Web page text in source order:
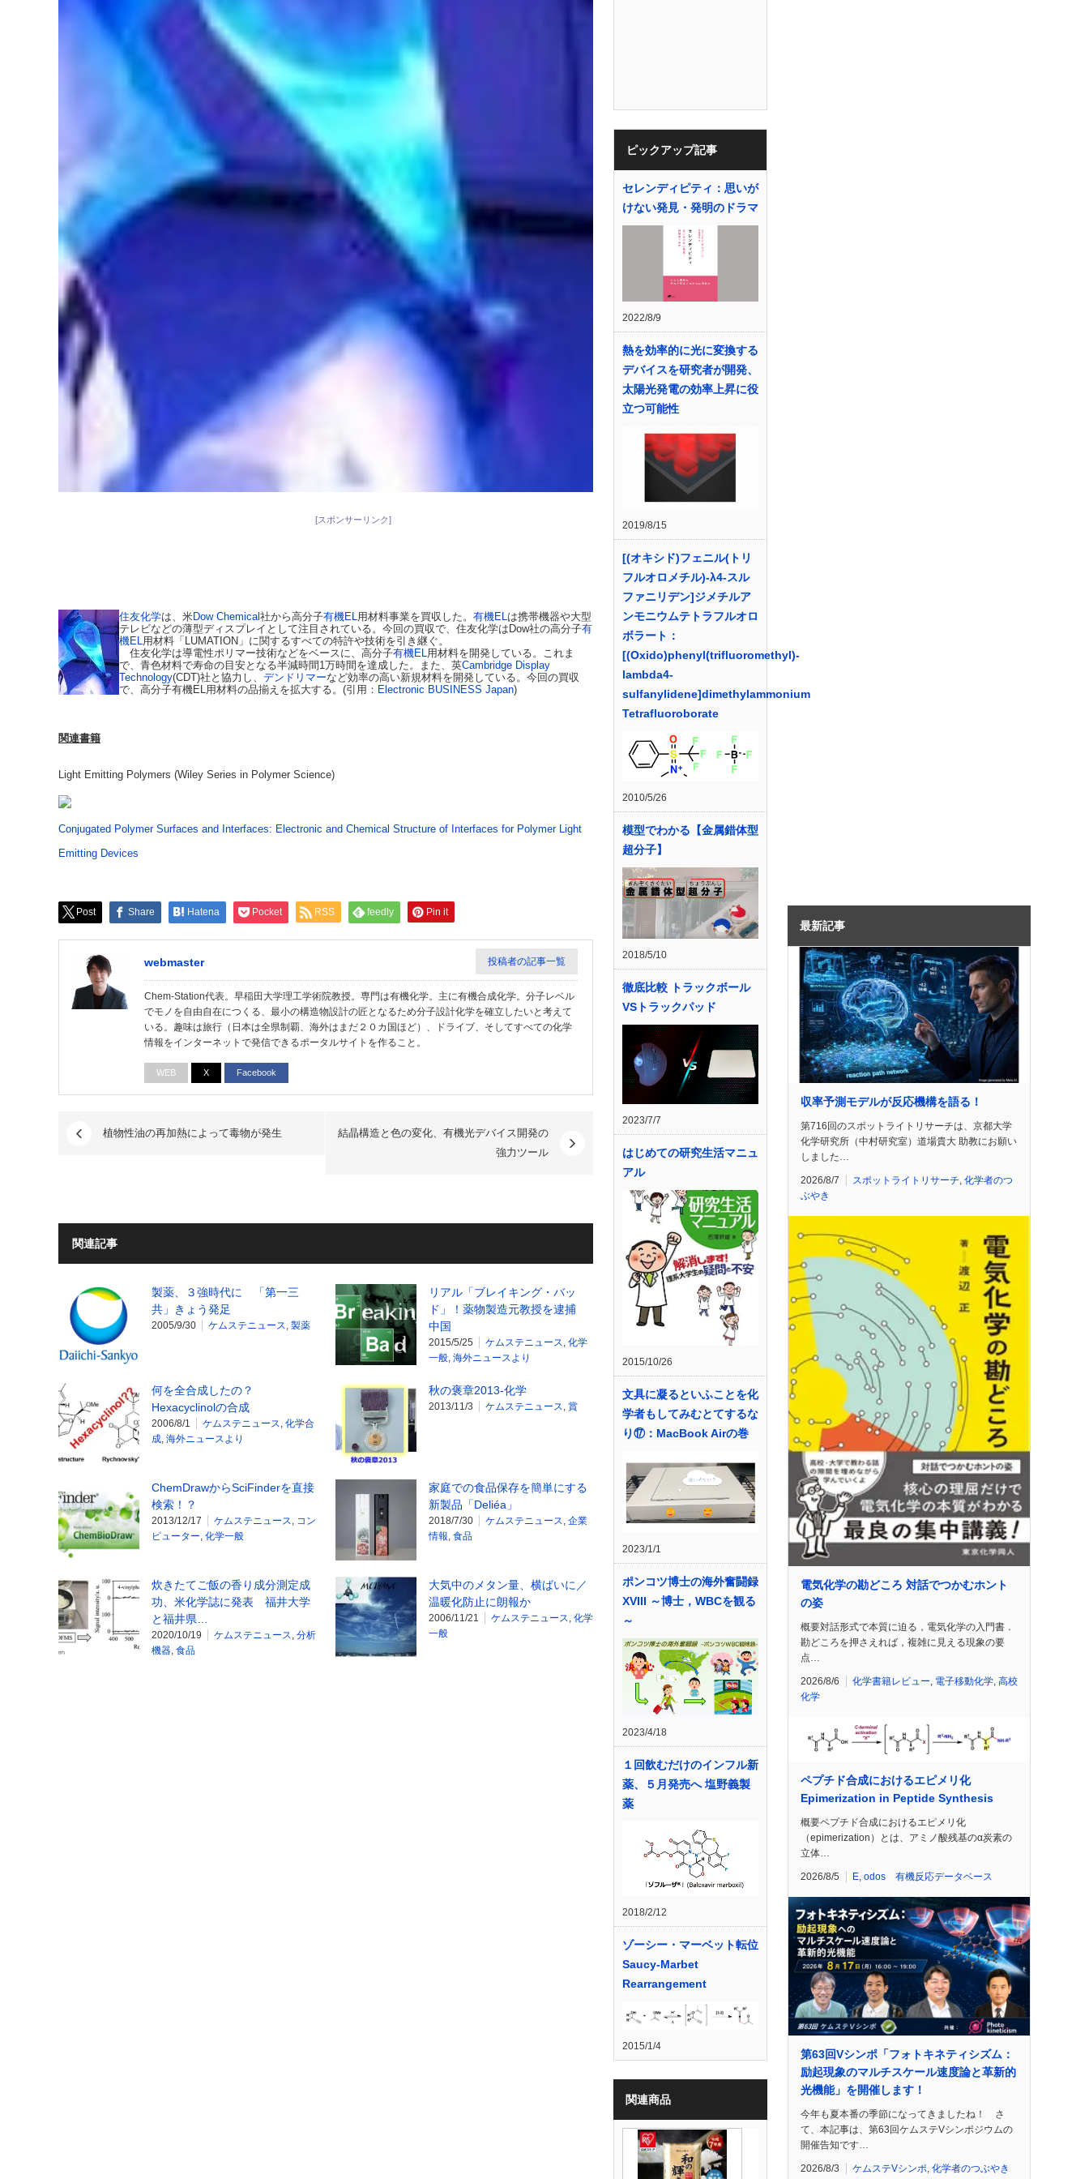
[スポンサーリンク]
住友化学は、米Dow Chemical社から高分子有機EL用材料事業を買収した。 有機ELは携帯機器や大型
テレビなどの薄型ディスプレイとして注目されている。今回の買収で、住友化学はDow社の高分子有
機EL用材料「LUMATION」に関するすべての特許や技術を引き継ぐ。
住友化学は導電性ポリマー技術などをベースに、高分子有機EL用材料を開発している。これま
で、青色材料で寿命の目安となる半減時間1万時間を達成した。また、英Cambridge Display
Technology(CDT)社と協力し、 デンドリマーなど効率の高い新規材料を開発している。今回の買収
で、高分子有機EL用材料の品揃えを拡大する。(引用： Electronic BUSINESS Japan)
関連書籍
Light Emitting Polymers (Wiley Series in Polymer Science)
Conjugated Polymer Surfaces and Interfaces: Electronic and Chemical Structure of Interfaces for Polymer Light
Emitting Devices
Post Share Hatena Pocket RSS feedly Pin it
webmaster 投稿者の記事一覧
Chem-Station代表。早稲田大学理工学術院教授。専門は有機化学。主に有機合成化学。分子レベル
でモノを自由自在につくる、最小の構造物設計の匠となるため分子設計化学を確立したいと考えて
いる。趣味は旅行（日本は全県制覇、海外はまだ２０カ国ほど）、ドライブ、そしてすべての化学
情報をインターネットで発信できるポータルサイトを作ること。
WEB X Facebook
植物性油の再加熱によって毒物が発生
結晶構造と色の変化、有機光デバイス開発の
強力ツール
関連記事
製薬、３強時代に 「第一三
共」きょう発足
2005/9/30 ケムステニュース, 製薬
リアル「ブレイキング・バッ
ド」！薬物製造元教授を逮捕
中国
2015/5/25 ケムステニュース, 化学
一般, 海外ニュースより
何を全合成したの？
Hexacyclinolの合成
2006/8/1 ケムステニュース, 化学合
成, 海外ニュースより
秋の褒章2013-化学
2013/11/3 ケムステニュース, 賞
ChemDrawからSciFinderを直接
検索！？
2013/12/17 ケムステニュース, コン
ピューター, 化学一般
家庭での食品保存を簡単にする
新製品「Deliéa」
2018/7/30 ケムステニュース, 企業
情報, 食品
炊きたてご飯の香り成分測定成
功、米化学誌に発表 福井大学
と福井県…
2020/10/19 ケムステニュース, 分析
機器, 食品
大気中のメタン量、横ばいに／
温暖化防止に朗報か
2006/11/21 ケムステニュース, 化学
一般
ピックアップ記事
セレンディピティ：思いが
けない発見・発明のドラマ
2022/8/9
熱を効率的に光に変換する
デバイスを研究者が開発、
太陽光発電の効率上昇に役
立つ可能性
2019/8/15
[(オキシド)フェニル(トリ
フルオロメチル)-λ4-スル
ファニリデン]ジメチルア
ンモニウムテトラフルオロ
ボラート：
[(Oxido)phenyl(trifluoromethyl)-
lambda4-
sulfanylidene]dimethylammonium
Tetrafluoroborate
2010/5/26
模型でわかる【金属錯体型
超分子】
2018/5/10
徹底比較 トラックボール
VSトラックパッド
2023/7/7
はじめての研究生活マニュ
アル
2015/10/26
文具に凝るといふことを化
学者もしてみむとてするな
り⑰：MacBook Airの巻
2023/1/1
ポンコツ博士の海外奮闘録
XVIII ～博士，WBCを観る
～
2023/4/18
１回飲むだけのインフル新
薬、５月発売へ 塩野義製
薬
2018/2/12
ゾーシー・マーベット転位
Saucy-Marbet
Rearrangement
2015/1/4
関連商品
最新記事
収率予測モデルが反応機構を語る！
第716回のスポットライトリサーチは、京都大学
化学研究所（中村研究室）道場貴大 助教にお願い
しました…
2026/8/7 スポットライトリサーチ 化学者のつ
ぶやき
電気化学の勘どころ 対話でつかむホント
の姿
概要対話形式で本質に迫る，電気化学の入門書．
勘どころを押さえれば，複雑に見える現象の要
点…
2026/8/6 化学書籍レビュー 電子移動化学 高校
化学
ペプチド合成におけるエピメリ化
Epimerization in Peptide Synthesis
概要ペプチド合成におけるエピメリ化
（epimerization）とは、アミノ酸残基のα炭素の
立体…
2026/8/5 E odos 有機反応データベース
第63回Vシンポ「フォトキネティシズム：
励起現象のマルチスケール速度論と革新的
光機能」を開催します！
今年も夏本番の季節になってきましたね！ さ
て、本記事は、第63回ケムステVシンポジウムの
開催告知です…
2026/8/3 ケムステVシンポ, 化学者のつぶやき